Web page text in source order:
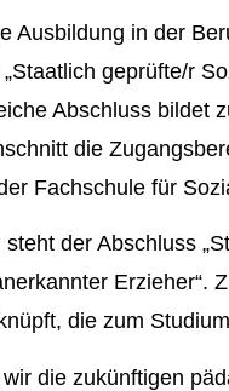
Ausbildung in der
geprüfte/r
Abschluss bildet
die
Fachschule für
der Abschluss
Erzieher“.
die zum
die zukünftigen